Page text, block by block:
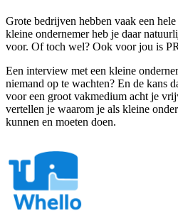
Grote bedrijven hebben vaak een
kleine ondernemer heb je daar
voor. Of toch wel? Ook voor jou is
Een interview met een kleine
niemand op te wachten? En de kans
voor een groot vakmedium acht je
vertellen je waarom je als kleine
kunnen en moeten doen.